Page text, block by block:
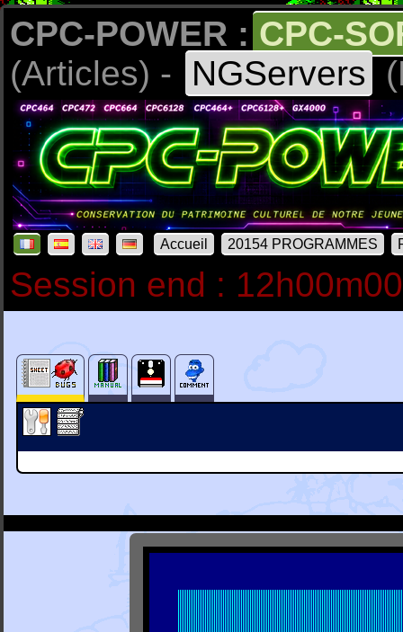
CPC-POWER : CPC-
(Articles) -
NGServers
Accueil 20154 PROGRAMMES
Session end :